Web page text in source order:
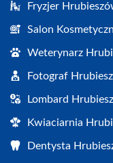
Fryzjer
Salon
Weterynarz
Fotograf
Lombard
Kwiaciarnia
Dentysta